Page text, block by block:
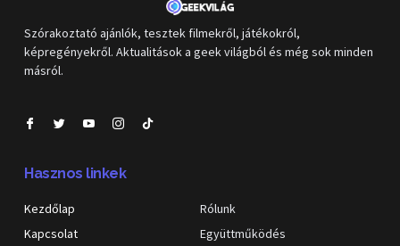
Szórakoztató ajánlók, tesztek filmekről, játékokról,
képregényekről. Aktualitások a geek világból és még sok minden
másról.
Hasznos linkek
Kezdőlap
Kapcsolat
Rólunk
Együttműködés